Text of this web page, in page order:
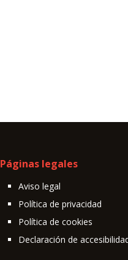
Páginas legales
Aviso legal
Política de privacidad
Política de cookies
Declaración de